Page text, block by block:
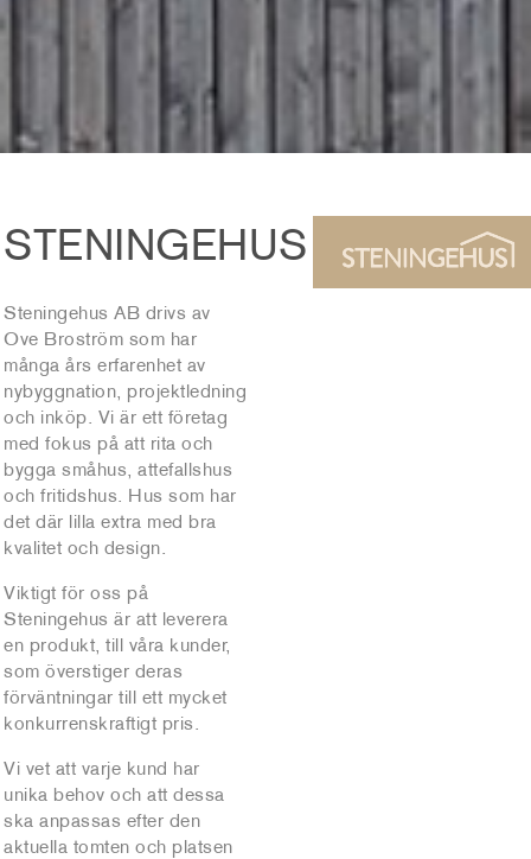
STENINGEHUS
Steningehus AB drivs av
Ove Broström som har
många års erfarenhet av
nybyggnation, projektledning
och inköp. Vi är ett företag
med fokus på att rita och
bygga småhus, attefallshus
och fritidshus. Hus som har
det där lilla extra med bra
kvalitet och design.
Viktigt för oss på
Steningehus är att leverera
en produkt, till våra kunder,
som överstiger deras
förväntningar till ett mycket
konkurrenskraftigt pris.
Vi vet att varje kund har
unika behov och att dessa
ska anpassas efter den
aktuella tomten och platsen